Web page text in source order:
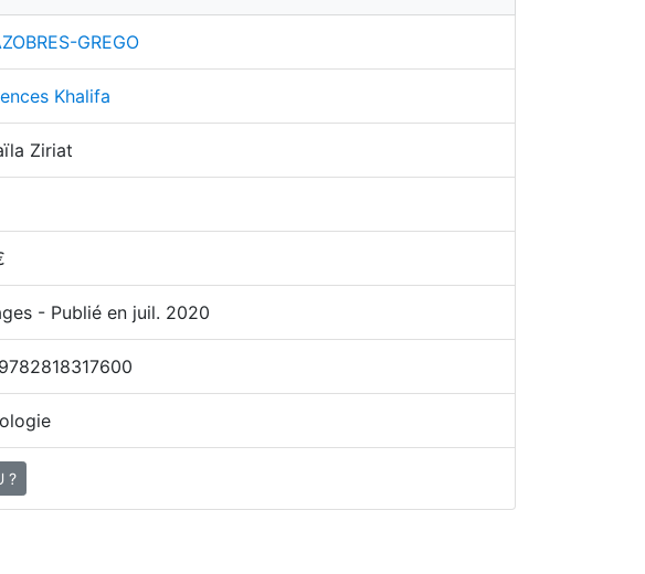
GREGO
Khalifa
Ziriat
- Publié en juil. 2020
9782818317600
?